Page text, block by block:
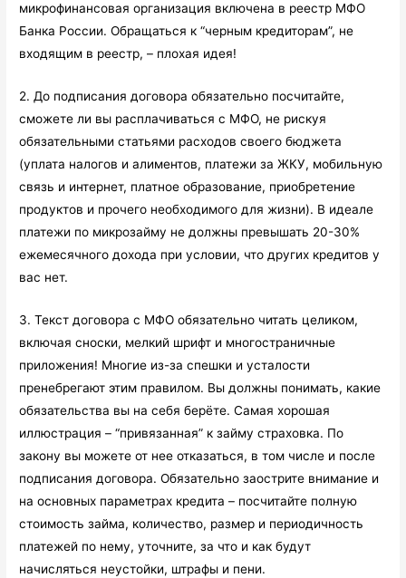
микрофинансовая организация включена в реестр МФО
Банка России. Обращаться к “черным кредиторам”, не
входящим в реестр, – плохая идея!
2. До подписания договора обязательно посчитайте,
сможете ли вы расплачиваться с МФО, не рискуя
обязательными статьями расходов своего бюджета
(уплата налогов и алиментов, платежи за ЖКУ, мобильную
связь и интернет, платное образование, приобретение
продуктов и прочего необходимого для жизни). В идеале
платежи по микрозайму не должны превышать 20-30%
ежемесячного дохода при условии, что других кредитов у
вас нет.
3. Текст договора с МФО обязательно читать целиком,
включая сноски, мелкий шрифт и многостраничные
приложения! Многие из-за спешки и усталости
пренебрегают этим правилом. Вы должны понимать, какие
обязательства вы на себя берёте. Самая хорошая
иллюстрация – “привязанная” к займу страховка. По
закону вы можете от нее отказаться, в том числе и после
подписания договора. Обязательно заострите внимание и
на основных параметрах кредита – посчитайте полную
стоимость займа, количество, размер и периодичность
платежей по нему, уточните, за что и как будут
начисляться неустойки, штрафы и пени.